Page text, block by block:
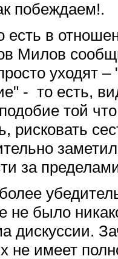
побеждаем!.
есть в
Милов
уходят
- то есть,
той
рисковать
за
не было
дискуссии.
не имеет